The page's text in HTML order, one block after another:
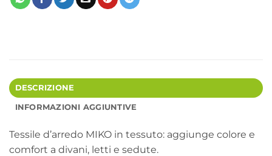
DESCRIZIONE
INFORMAZIONI AGGIUNTIVE
Tessile d’arredo MIKO in tessuto: aggiunge colore e
comfort a divani, letti e sedute.